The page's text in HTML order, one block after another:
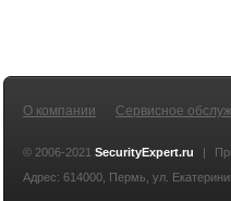
О компании Сервисное
© 2006-2021 SecurityExpert.ru |
Адрес: 614000, Пермь, ул.